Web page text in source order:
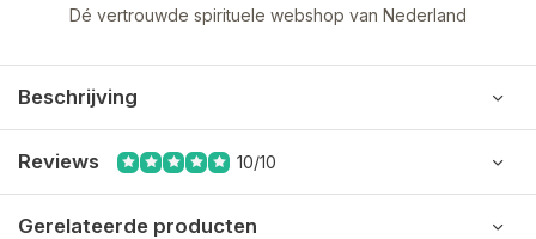
Dé vertrouwde spirituele webshop van Nederland
Beschrijving
Reviews 10/10
Gerelateerde producten